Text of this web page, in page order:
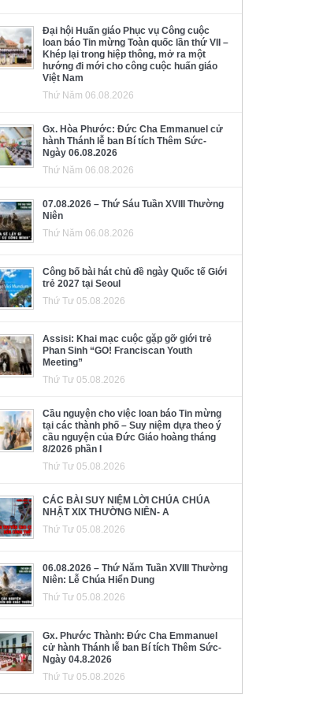
Đại hội Huấn giáo Phục vụ Công cuộc
loan báo Tin mừng Toàn quốc lần thứ VII –
Khép lại trong hiệp thông, mở ra một
hướng đi mới cho công cuộc huấn giáo
Việt Nam
Thứ Năm 06.08.2026
Gx. Hòa Phước: Đức Cha Emmanuel cử
hành Thánh lễ ban Bí tích Thêm Sức-
Ngày 06.08.2026
Thứ Năm 06.08.2026
07.08.2026 – Thứ Sáu Tuần XVIII Thường
Niên
Thứ Năm 06.08.2026
Công bố bài hát chủ đề ngày Quốc tế Giới
trẻ 2027 tại Seoul
Thứ Tư 05.08.2026
Assisi: Khai mạc cuộc gặp gỡ giới trẻ
Phan Sinh “GO! Franciscan Youth
Meeting”
Thứ Tư 05.08.2026
Cầu nguyện cho việc loan báo Tin mừng
tại các thành phố – Suy niệm dựa theo ý
cầu nguyện của Đức Giáo hoàng tháng
8/2026 phần I
Thứ Tư 05.08.2026
CÁC BÀI SUY NIỆM LỜI CHÚA CHÚA
NHẬT XIX THƯỜNG NIÊN- A
Thứ Tư 05.08.2026
06.08.2026 – Thứ Năm Tuần XVIII Thường
Niên: Lễ Chúa Hiển Dung
Thứ Tư 05.08.2026
Gx. Phước Thành: Đức Cha Emmanuel
cử hành Thánh lễ ban Bí tích Thêm Sức-
Ngày 04.8.2026
Thứ Tư 05.08.2026